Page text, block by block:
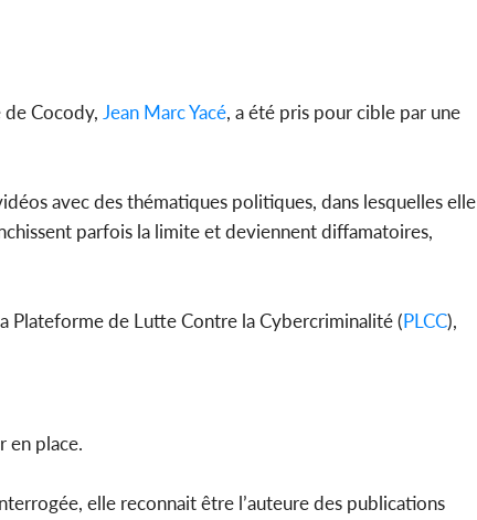
de Cocody, Jean Marc Yacé, a été pris pour cible par une
avec des thématiques politiques, dans lesquelles elle
parfois la limite et deviennent diffamatoires,
Plateforme de Lutte Contre la Cybercriminalité (PLCC),
en place.
elle reconnait être l’auteure des publications